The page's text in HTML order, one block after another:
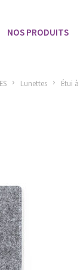
NOS PRODUITS
Lunettes Étui